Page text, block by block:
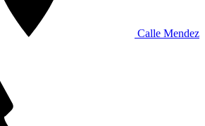
Calle Mendez